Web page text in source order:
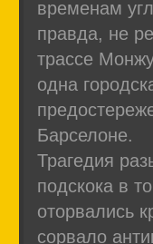
временам
правда, не
трассе
одна
Барселоне.
Трагедия
подскока в
оторвались
сорвало